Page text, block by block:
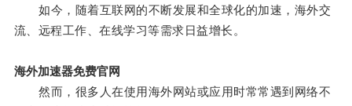
如今，随着互联网的不断发展和全球化的加速，海外交
流、远程工作、在线学习等需求日益增长。
海外加速器免费官网
然而，很多人在使用海外网站或应用时常常遇到网络不